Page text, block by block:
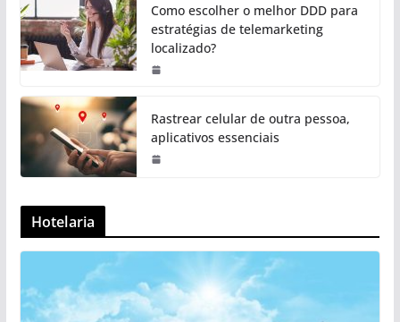
Como escolher o melhor DDD para
estratégias de telemarketing
localizado?
Rastrear celular de outra pessoa,
aplicativos essenciais
Hotelaria